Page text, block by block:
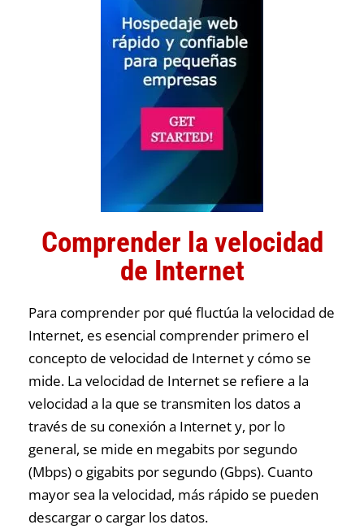
Comprender la velocidad
de Internet
Para comprender por qué fluctúa la velocidad de
Internet, es esencial comprender primero el
concepto de velocidad de Internet y cómo se
mide. La velocidad de Internet se refiere a la
velocidad a la que se transmiten los datos a
través de su conexión a Internet y, por lo
general, se mide en megabits por segundo
(Mbps) o gigabits por segundo (Gbps). Cuanto
mayor sea la velocidad, más rápido se pueden
descargar o cargar los datos.